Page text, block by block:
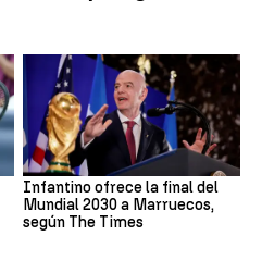
Infantino ofrece la final del
Mundial 2030 a Marruecos,
según The Times